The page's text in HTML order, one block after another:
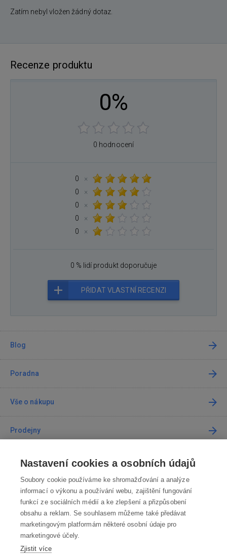
Zatím nebyl vložen žádný dotaz.
Recenze produktu
0%
0 hodnocení
0
×
0
×
0
×
0
×
0
×
0 % lidí produkt doporučuje
PŘIDAT VLASTNÍ RECENZI
Blog
Poradna
Vše o nákupu
Prodejny
Kontakt
Kontaktujte nás
info@robotworld.cz
220 770 770 Po-Pá 8:00—16:00
VŠECHNY KONTAKTY
Nastavení cookies a osobních údajů
Soubory cookie používáme ke shromažďování a analýze
informací o výkonu a používání webu, zajištění fungování
funkcí ze sociálních médií a ke zlepšení a přizpůsobení
obsahu a reklam. Se souhlasem můžeme také předávat
marketingovým platformám některé osobní údaje pro
marketingové účely.
Zjistit více